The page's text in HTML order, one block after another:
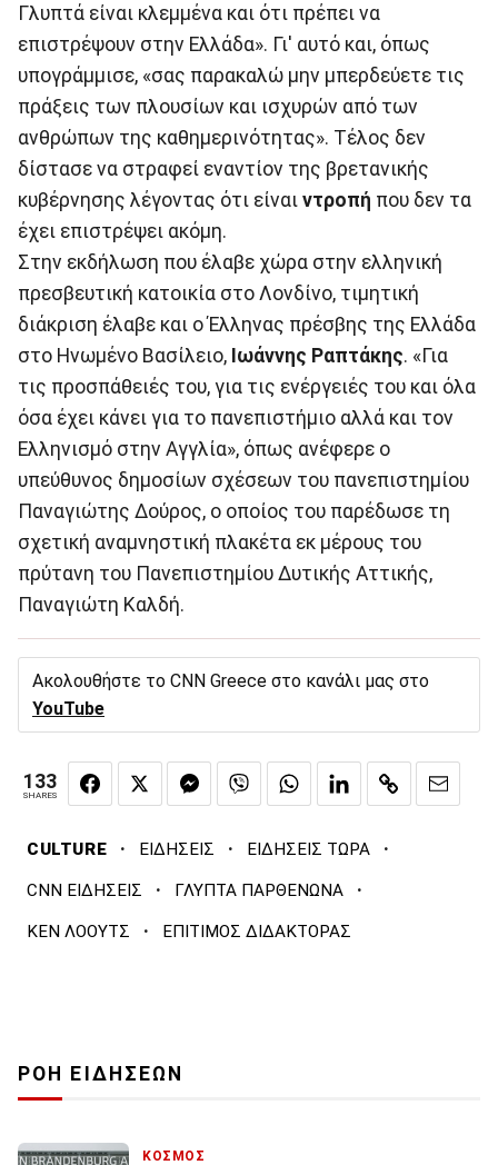
Γλυπτά είναι κλεμμένα και ότι πρέπει να
επιστρέψουν στην Ελλάδα». Γι' αυτό και, όπως
υπογράμμισε, «σας παρακαλώ μην μπερδεύετε τις
πράξεις των πλουσίων και ισχυρών από των
ανθρώπων της καθημερινότητας». Τέλος δεν
δίστασε να στραφεί εναντίον της βρετανικής
κυβέρνησης λέγοντας ότι είναι ντροπή που δεν τα
έχει επιστρέψει ακόμη.
Στην εκδήλωση που έλαβε χώρα στην ελληνική
πρεσβευτική κατοικία στο Λονδίνο, τιμητική
διάκριση έλαβε και ο Έλληνας πρέσβης της Ελλάδα
στο Ηνωμένο Βασίλειο, Ιωάννης Ραπτάκης. «Για
τις προσπάθειές του, για τις ενέργειές του και όλα
όσα έχει κάνει για το πανεπιστήμιο αλλά και τον
Ελληνισμό στην Αγγλία», όπως ανέφερε ο
υπεύθυνος δημοσίων σχέσεων του πανεπιστημίου
Παναγιώτης Δούρος, ο οποίος του παρέδωσε τη
σχετική αναμνηστική πλακέτα εκ μέρους του
πρύτανη του Πανεπιστημίου Δυτικής Αττικής,
Παναγιώτη Καλδή.
Ακολουθήστε το CNN Greece στο κανάλι μας στο
YouTube
133
SHARES
CULTURE · ΕΙΔΗΣΕΙΣ · ΕΙΔΗΣΕΙΣ ΤΩΡΑ ·
CNN ΕΙΔΗΣΕΙΣ · ΓΛΥΠΤΑ ΠΑΡΘΕΝΩΝΑ ·
ΚΕΝ ΛΟΟΥΤΣ · ΕΠΙΤΙΜΟΣ ΔΙΔΑΚΤΟΡΑΣ
ΡΟΗ ΕΙΔΗΣΕΩΝ
ΚΟΣΜΟΣ